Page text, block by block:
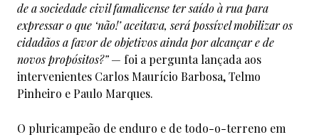
de a sociedade civil famalicense ter saído à rua para
expressar o que ‘não!’ aceitava, será possível mobilizar os
cidadãos a favor de objetivos ainda por alcançar e de
novos propósitos?”— foi a pergunta lançada aos
intervenientes Carlos Maurício Barbosa, Telmo
Pinheiro e Paulo Marques.
O pluricampeão de enduro e de todo-o-terreno em